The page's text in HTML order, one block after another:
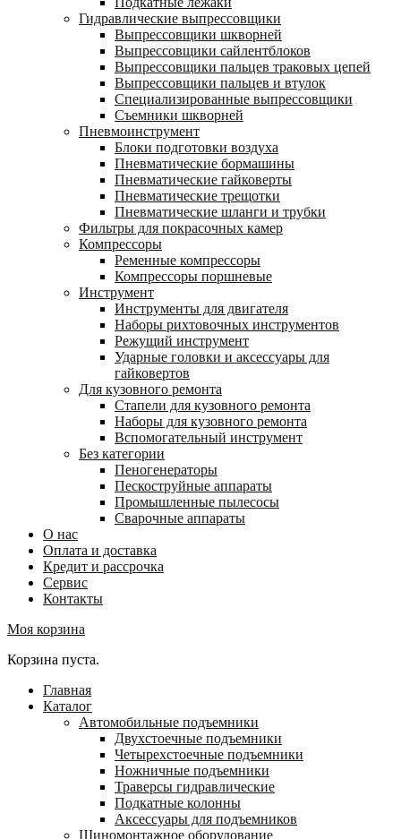
Гидравлические выпрессовщики
Выпрессовщики шкворней
Выпрессовщики сайлентблоков
Выпрессовщики пальцев траковых цепей
Выпрессовщики пальцев и втулок
Специализированные выпрессовщики
Cъемники шкворней
Пневмоинструмент
Блоки подготовки воздуха
Пневматические бормашины
Пневматические гайковерты
Пневматические трещотки
Пневматические шланги и трубки
Фильтры для покрасочных камер
Компрессоры
Ременные компрессоры
Компрессоры поршневые
Инструмент
Инструменты для двигателя
Наборы рихтовочных инструментов
Режущий инструмент
Ударные головки и аксессуары для
гайковертов
Для кузовного ремонта
Стапели для кузовного ремонта
Наборы для кузовного ремонта
Вспомогательный инструмент
Без категории
Пеногенераторы
Пескоструйные аппараты
Промышленные пылесосы
Сварочные аппараты
О нас
Оплата и доставка
Кредит и рассрочка
Сервис
Контакты
Моя корзина
Корзина пуста.
Главная
Каталог
Автомобильные подъемники
Двухстоечные подъемники
Четырехстоечные подъемники
Ножничные подъемники
Траверсы гидравлические
Подкатные колонны
Аксессуары для подъемников
Шиномонтажное оборудование